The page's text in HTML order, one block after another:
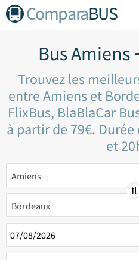
ComparaBUS
Bus
Trouvez les
entre Amiens et
FlixBus, BlaBlaCar
à partir de 79€.
et
Amiens
Bordeaux